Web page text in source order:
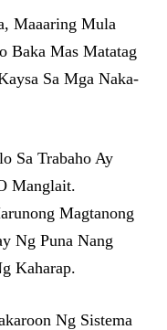
Maaaring Mula
Baka Mas Matatag
Sa Mga Naka-
Sa Trabaho Ay
Manglait.
Magtanong
Ng Puna Nang
Kaharap.
Ng Sistema